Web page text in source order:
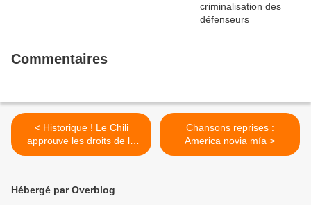
Commentaires
< Historique ! Le Chili
approuve les droits de la
nature
Chansons reprises :
America novia mía >
Hébergé par Overblog